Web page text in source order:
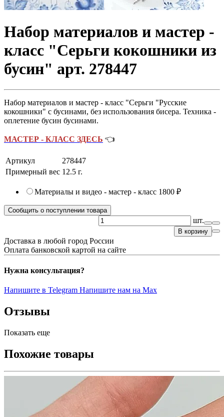
Набор материалов и мастер -
класс "Серьги кокошники из
бусин" арт. 278447
Набор материалов и мастер - класс "Серьги "Русские
кокошники" с бусинами, без использования бисера. Техника -
оплетение бусин бусинами.
МАСТЕР - КЛАСС ЗДЕСЬ 👈
Артикул
278447
Примерный вес 12.5 г.
Материалы и видео - мастер - класс 1800 ₽
Сообщить о поступлении товара
шт.
В корзину
Доставка в любой город России
Оплата банковской картой на сайте
Нужна консультация?
Напишите в Telegram Напишите нам на Max
Отзывы
Показать еще
Похожие товары